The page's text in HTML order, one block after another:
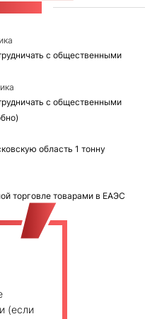
с общественными
с общественными
область 1 тонну
торговле товарами в ЕАЭС
(если